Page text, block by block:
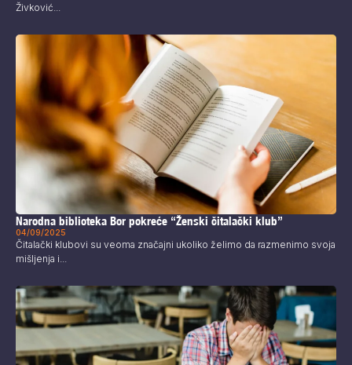
Živković...
Narodna biblioteka Bor pokreće “Ženski čitalački klub”
04/09/2025
Čitalački klubovi su veoma značajni ukoliko želimo da razmenimo svoja
mišljenja i...